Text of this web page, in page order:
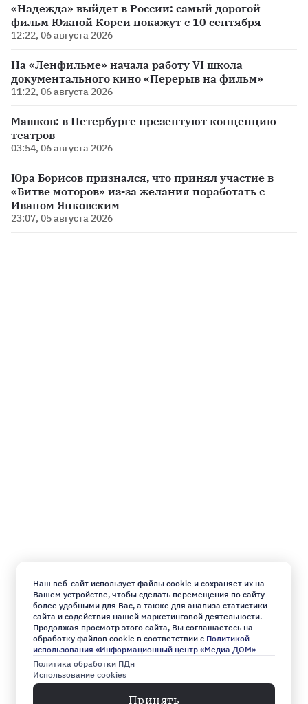
«Надежда» выйдет в России: самый дорогой
фильм Южной Кореи покажут с 10 сентября
12:22, 06 августа 2026
На «Ленфильме» начала работу VI школа
документального кино «Перерыв на фильм»
11:22, 06 августа 2026
Машков: в Петербурге презентуют концепцию
театров
03:54, 06 августа 2026
Юра Борисов признался, что принял участие в
«Битве моторов» из-за желания поработать с
Иваном Янковским
23:07, 05 августа 2026
Наш веб-сайт использует файлы cookie и сохраняет их на
Вашем устройстве, чтобы сделать перемещения по сайту
более удобными для Вас, а также для анализа статистики
сайта и содействия нашей маркетинговой деятельности.
Продолжая просмотр этого сайта, Вы соглашаетесь на
обработку файлов cookie в соответствии с Политикой
использования «Информационный центр «Медиа ДОМ»
Политика обработки ПДн
Использование cookies
Принять